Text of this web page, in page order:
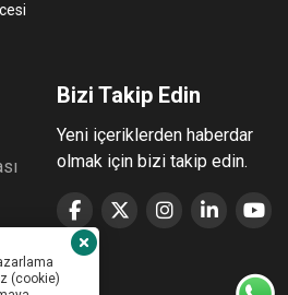
Bizi Takip Edin
Yeni içeriklerden haberdar
olmak için bizi takip edin.
(cookie)